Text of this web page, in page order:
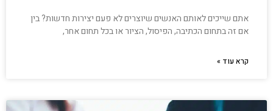
אתם שייכים לאותם האנשים שיוצרים לא פעם יצירות חדשות? בין
אם זה בתחום הכתיבה, הפיסול, הציור או בכל תחום אחר,
קרא עוד »